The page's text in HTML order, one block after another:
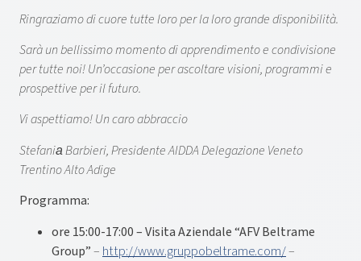
Ringraziamo di cuore tutte loro per la loro grande disponibilità.
Sarà un bellissimo momento di apprendimento e condivisione
per tutte noi! Un’occasione per ascoltare visioni, programmi e
prospettive per il futuro.
Vi aspettiamo! Un caro abbraccio
Stefania​ Barbieri, Presidente AIDDA Delegazione Veneto
Trentino Alto Adige
Programma:
ore 15:00-17:00 – Visita Aziendale “AFV Beltrame
Group”– http://www.gruppobeltrame.com/–